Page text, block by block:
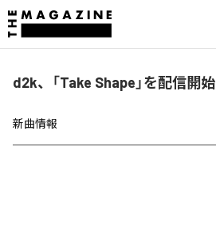
d2k、「Take Shape」を配信開始
新曲情報